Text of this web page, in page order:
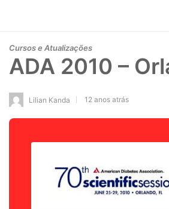
Cursos e Atualizações
ADA 2010 –
Lilian Kanda 12 anos atrás